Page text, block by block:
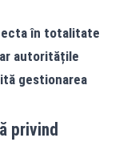
în totalitate
autoritățile
gestionarea
privind